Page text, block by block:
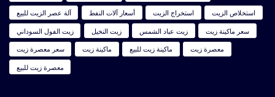
آلة عصر الزيت للبيع
أسعار آلات النفط استخراج الزيت
استخلاص الزيت
زيت الفول السوداني
زيت النخيل زيت عباد الشمس
سعر ماكينة زيت
سعر معصرة زيت
ماكينة زيت ماكينة زيت للبيع
معصرة زيت
معصرة زيت للبيع